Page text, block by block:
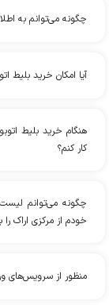
چگونه می‌توانم به
آیا امکان خرید بلیط
هنگام خرید بلیط
کار کنم؟
چگونه می‌توانم
خودم از مرکزی اراک را
منظور از سرویس‌های